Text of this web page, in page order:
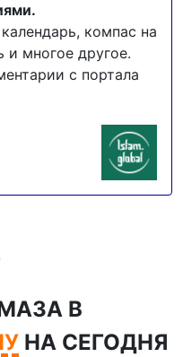
компас на
и многое другое.
с портала
В
НА СЕГОДНЯ